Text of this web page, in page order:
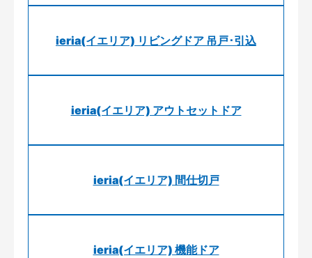
ieria(イエリア) リビングドア 吊戸･引込
ieria(イエリア) アウトセットドア
ieria(イエリア) 間仕切戸
ieria(イエリア) 機能ドア